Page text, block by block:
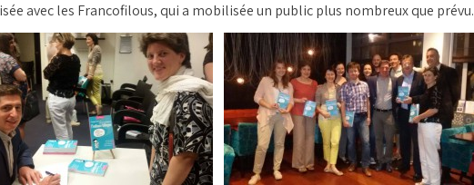
avec les Francofilous, qui a mobilisée un public plus nombreux que prévu.